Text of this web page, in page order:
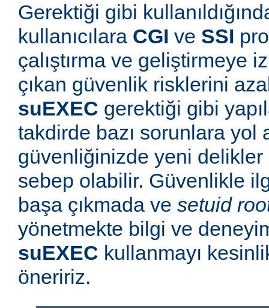
Gerektiği gibi
kullanıcılara CGI ve SSI
çalıştırma ve geliştirmeye
çıkan güvenlik risklerini
suEXEC gerektiği gibi
takdirde bazı sorunlara yol
güvenliğinizde yeni delikler
sebep olabilir. Güvenlikle
başa çıkmada ve setuid
yönetmekte bilgi ve
suEXEC kullanmayı
öneririz.